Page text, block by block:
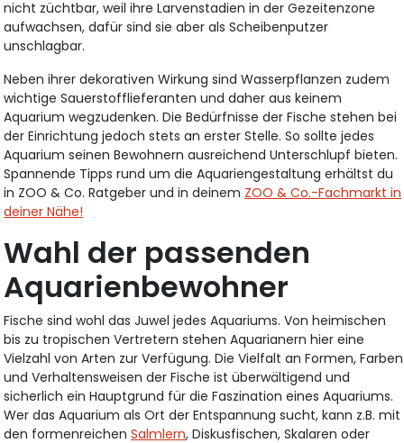
nicht züchtbar, weil ihre Larvenstadien in der Gezeitenzone
aufwachsen, dafür sind sie aber als Scheibenputzer
unschlagbar.
Neben ihrer dekorativen Wirkung sind Wasserpflanzen zudem
wichtige Sauerstofflieferanten und daher aus keinem
Aquarium wegzudenken. Die Bedürfnisse der Fische stehen bei
der Einrichtung jedoch stets an erster Stelle. So sollte jedes
Aquarium seinen Bewohnern ausreichend Unterschlupf bieten.
Spannende Tipps rund um die Aquariengestaltung erhältst du
in ZOO & Co. Ratgeber und in deinem ZOO & Co.-Fachmarkt in
deiner Nähe!
Wahl der passenden
Aquarienbewohner
Fische sind wohl das Juwel jedes Aquariums. Von heimischen
bis zu tropischen Vertretern stehen Aquarianern hier eine
Vielzahl von Arten zur Verfügung. Die Vielfalt an Formen, Farben
und Verhaltensweisen der Fische ist überwältigend und
sicherlich ein Hauptgrund für die Faszination eines Aquariums.
Wer das Aquarium als Ort der Entspannung sucht, kann z.B. mit
den formenreichenSalmlern, Diskusfischen, Skalaren oder